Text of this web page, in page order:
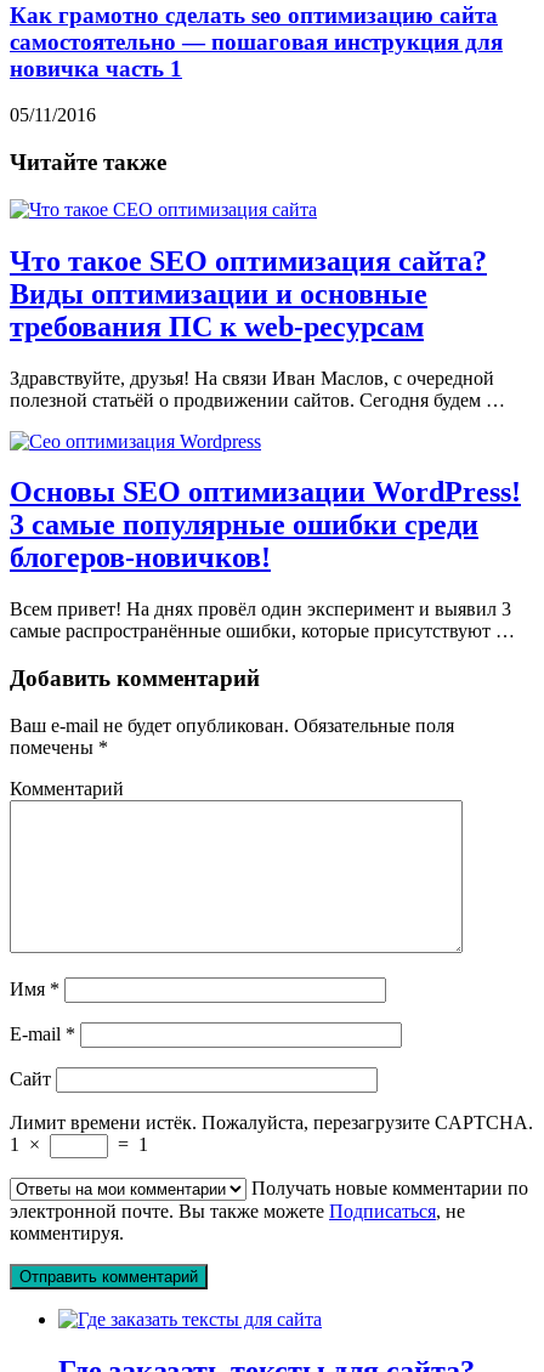
Как грамотно сделать seo оптимизацию сайта
самостоятельно — пошаговая инструкция для
новичка часть 1
05/11/2016
Читайте также
Что такое SEO оптимизация сайта?
Виды оптимизации и основные
требования ПС к web-ресурсам
Здравствуйте, друзья! На связи Иван Маслов, с очередной
полезной статьёй о продвижении сайтов. Сегодня будем …
Основы SEO оптимизации WordPress!
3 самые популярные ошибки среди
блогеров-новичков!
Всем привет! На днях провёл один эксперимент и выявил 3
самые распространённые ошибки, которые присутствуют …
Добавить комментарий
Ваш e-mail не будет опубликован. Обязательные поля
помечены *
Комментарий
Имя *
E-mail *
Сайт
Лимит времени истёк. Пожалуйста, перезагрузите CAPTCHA.
1
× = 1
Получать новые комментарии по
электронной почте. Вы также можете Подписаться, не
комментируя.